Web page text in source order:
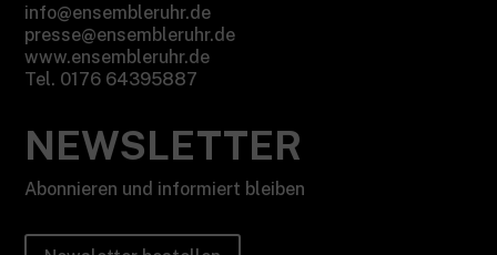
info@ensembleruhr.de
presse@ensembleruhr.de
www.ensembleruhr.de
Tel. 0176 64395887
NEWSLETTER
Abonnieren und informiert bleiben